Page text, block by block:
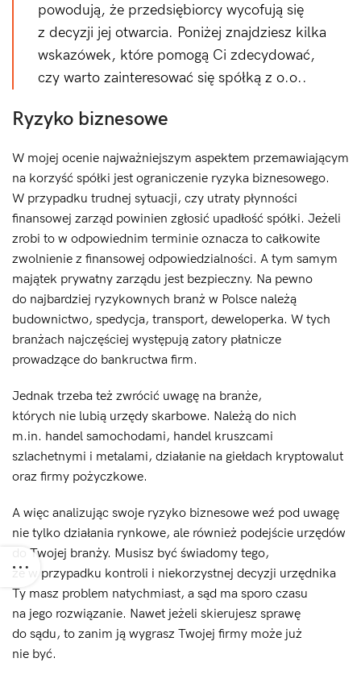
powodują, że przedsiębiorcy wycofują się
z decyzji jej otwarcia. Poniżej znajdziesz kilka
wskazówek, które pomogą Ci zdecydować,
czy warto zainteresować się spółką z o.o..
Ryzyko biznesowe
W mojej ocenie najważniejszym aspektem przemawiającym
na korzyść spółki jest ograniczenie ryzyka biznesowego.
W przypadku trudnej sytuacji, czy utraty płynności
finansowej zarząd powinien zgłosić upadłość spółki. Jeżeli
zrobi to w odpowiednim terminie oznacza to całkowite
zwolnienie z finansowej odpowiedzialności. A tym samym
majątek prywatny zarządu jest bezpieczny. Na pewno
do najbardziej ryzykownych branż w Polsce należą
budownictwo, spedycja, transport, deweloperka. W tych
branżach najczęściej występują zatory płatnicze
prowadzące do bankructwa firm.
Jednak trzeba też zwrócić uwagę na branże,
których nie lubią urzędy skarbowe. Należą do nich
m.in. handel samochodami, handel kruszcami
szlachetnymi i metalami, działanie na giełdach kryptowalut
oraz firmy pożyczkowe.
A więc analizując swoje ryzyko biznesowe weź pod uwagę
nie tylko działania rynkowe, ale również podejście urzędów
do Twojej branży. Musisz być świadomy tego,
że w przypadku kontroli i niekorzystnej decyzji urzędnika
Ty masz problem natychmiast, a sąd ma sporo czasu
na jego rozwiązanie. Nawet jeżeli skierujesz sprawę
do sądu, to zanim ją wygrasz Twojej firmy może już
nie być.